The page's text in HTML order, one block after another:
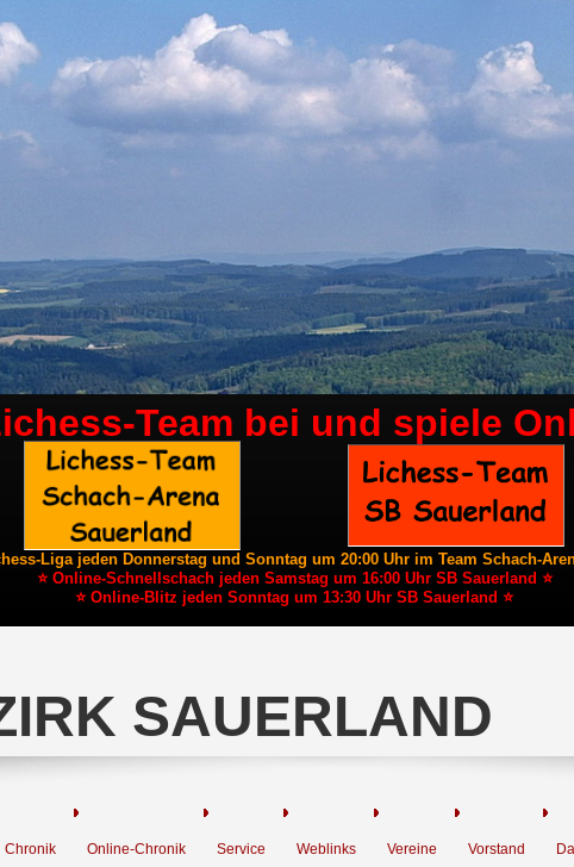
Team bei und spiele
Liga jeden Donnerstag und Sonntag um 20:00 Uhr im Team Schach-
⭐ Online-Schnellschach jeden Samstag um 16:00 Uhr SB Sauerland ⭐
⭐ Online-Blitz jeden Sonntag um 13:30 Uhr SB Sauerland ⭐
SAUERLAND
Chronik Online-Chronik Service Weblinks Vereine Vorstand